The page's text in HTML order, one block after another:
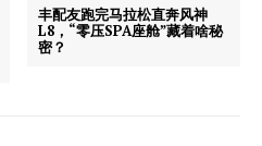
丰配友跑完马拉松直奔风神
L8，“零压SPA座舱”藏着啥秘
密？